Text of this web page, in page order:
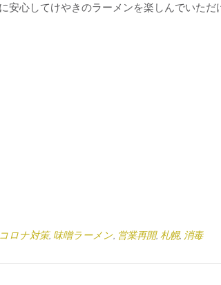
安心してけやきのラーメンを楽しんでいただ
コロナ対策, 味噌ラーメン 営業再開, 札幌, 消毒